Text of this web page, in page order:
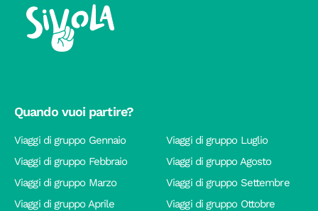
Quando vuoi partire?
Viaggi di gruppo Gennaio
Viaggi di gruppo Febbraio
Viaggi di gruppo Marzo
Viaggi di gruppo Aprile
Viaggi di gruppo Luglio
Viaggi di gruppo Agosto
Viaggi di gruppo Settembre
Viaggi di gruppo Ottobre